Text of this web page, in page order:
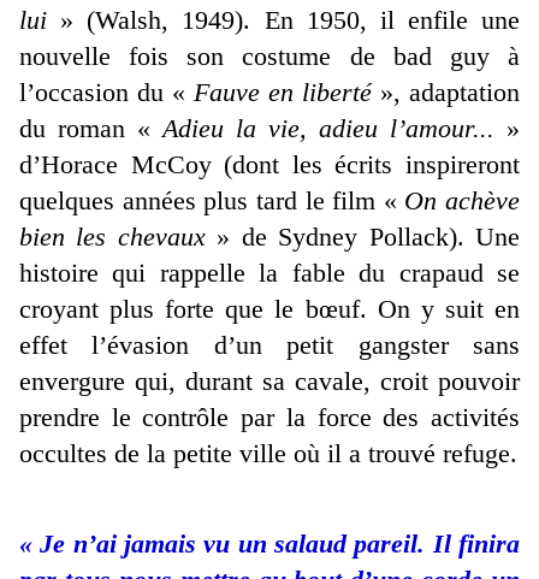
lui » (Walsh, 1949). En 1950, il enfile une
nouvelle fois son costume de bad guy à
l’occasion du « Fauve en liberté», adaptation
du roman « Adieu la vie, adieu l’amour... »
d’Horace McCoy (dont les écrits inspireront
quelques années plus tard le film « On achève
bien les chevaux » de Sydney Pollack). Une
histoire qui rappelle la fable du crapaud se
croyant plus forte que le bœuf. On y suit en
effet l’évasion d’un petit gangster sans
envergure qui, durant sa cavale, croit pouvoir
prendre le contrôle par la force des activités
occultes de la petite ville où il a trouvé refuge.
« Je n’ai jamais vu un salaud pareil. Il finira